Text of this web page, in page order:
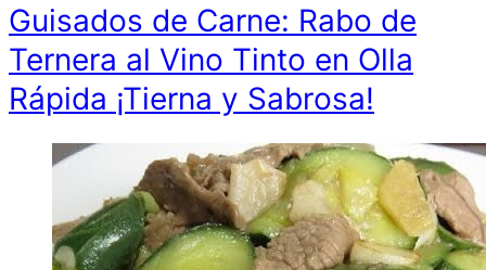
Guisados de Carne: Rabo de
Ternera al Vino Tinto en Olla
Rápida ¡Tierna y Sabrosa!